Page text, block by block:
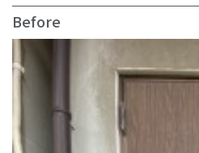
Before